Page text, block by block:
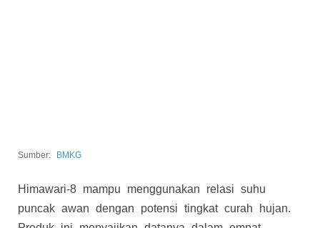
Sumber: BMKG
Himawari-8 mampu menggunakan relasi suhu
puncak awan dengan potensi tingkat curah hujan.